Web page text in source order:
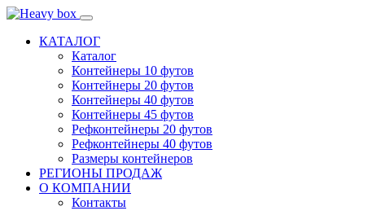
КАТАЛОГ
Каталог
Контейнеры 10 футов
Контейнеры 20 футов
Контейнеры 40 футов
Контейнеры 45 футов
Рефконтейнеры 20 футов
Рефконтейнеры 40 футов
Размеры контейнеров
РЕГИОНЫ ПРОДАЖ
О КОМПАНИИ
Контакты